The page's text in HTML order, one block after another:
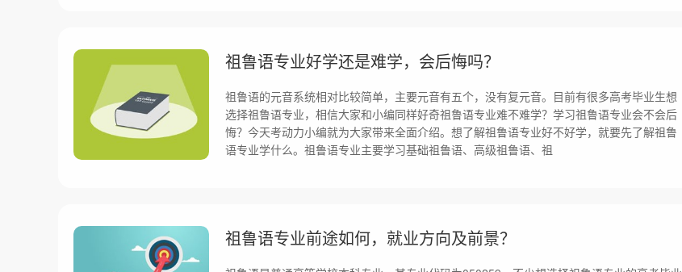
祖鲁语专业好学还是难学，会后悔吗？
祖鲁语的元音系统相对比较简单，主要元音有五个，没有复元音。目前有很多高考毕业生想
选择祖鲁语专业，相信大家和小编同样好奇祖鲁语专业难不难学？学习祖鲁语专业会不会后
悔？今天考动力小编就为大家带来全面介绍。想了解祖鲁语专业好不好学，就要先了解祖鲁
语专业学什么。祖鲁语专业主要学习基础祖鲁语、高级祖鲁语、祖
祖鲁语专业前途如何，就业方向及前景？